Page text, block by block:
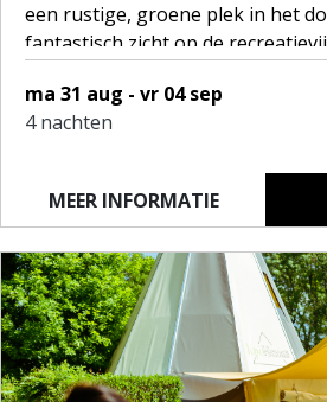
een rustige, groene plek in het
fantastisch zicht op de
Op het domein zijn 5 woningen
huur.
personen. Je geniet dan van het
de woning.
ma 31 aug - vr 04 sep
4 nachten
MEER INFORMATIE